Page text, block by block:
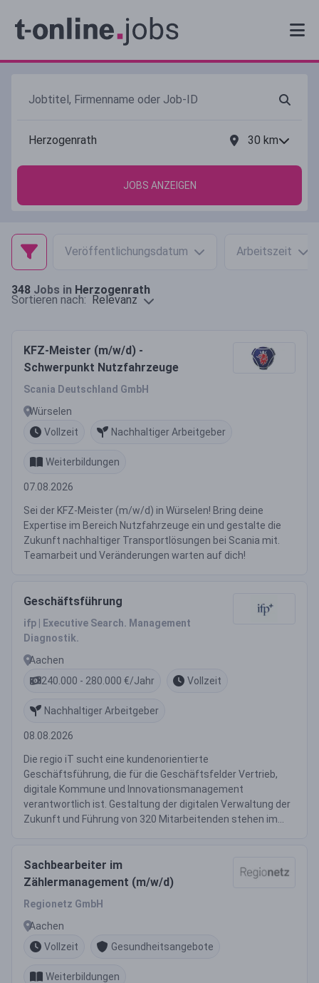
30 km
JOBS ANZEIGEN
Veröffentlichungsdatum Arbeitszeit
348 Jobs in Herzogenrath
Sortieren nach: Relevanz
KFZ-Meister (m/w/d) -
Schwerpunkt Nutzfahrzeuge
Scania Deutschland GmbH
Würselen
Vollzeit
Nachhaltiger Arbeitgeber
Weiterbildungen
07.08.2026
Sei der KFZ-Meister (m/w/d) in Würselen! Bring deine
Expertise im Bereich Nutzfahrzeuge ein und gestalte die
Zukunft nachhaltiger Transportlösungen bei Scania mit.
Teamarbeit und Veränderungen warten auf dich!
Geschäftsführung
ifp | Executive Search. Management
Diagnostik.
Aachen
240.000 - 280.000 €/Jahr
Vollzeit
Nachhaltiger Arbeitgeber
08.08.2026
Die regio iT sucht eine kundenorientierte
Geschäftsführung, die für die Geschäftsfelder Vertrieb,
digitale Kommune und Innovationsmanagement
verantwortlich ist. Gestaltung der digitalen Verwaltung der
Zukunft und Führung von 320 Mitarbeitenden stehen im...
Sachbearbeiter im
Zählermanagement (m/w/d)
Regionetz GmbH
Aachen
Vollzeit
Gesundheitsangebote
Weiterbildungen